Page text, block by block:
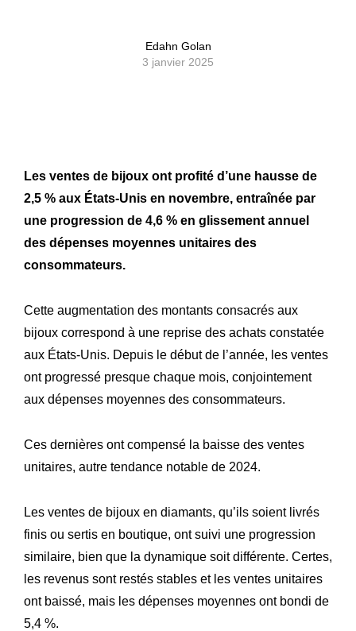
Edahn Golan
3 janvier 2025
Les ventes de bijoux ont profité d’une hausse de
2,5 % aux États-Unis en novembre, entraînée par
une progression de 4,6 % en glissement annuel
des dépenses moyennes unitaires des
consommateurs.
Cette augmentation des montants consacrés aux
bijoux correspond à une reprise des achats constatée
aux États-Unis. Depuis le début de l’année, les ventes
ont progressé presque chaque mois, conjointement
aux dépenses moyennes des consommateurs.
Ces dernières ont compensé la baisse des ventes
unitaires, autre tendance notable de 2024.
Les ventes de bijoux en diamants, qu’ils soient livrés
finis ou sertis en boutique, ont suivi une progression
similaire, bien que la dynamique soit différente. Certes,
les revenus sont restés stables et les ventes unitaires
ont baissé, mais les dépenses moyennes ont bondi de
5,4 %.